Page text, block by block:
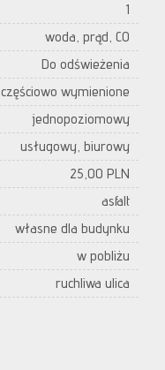
1
woda, prąd, CO
Do odświeżenia
częściowo wymienione
jednopoziomowy
usługowy, biurowy
25,00 PLN
asfalt
własne dla budynku
w pobliżu
ruchliwa ulica